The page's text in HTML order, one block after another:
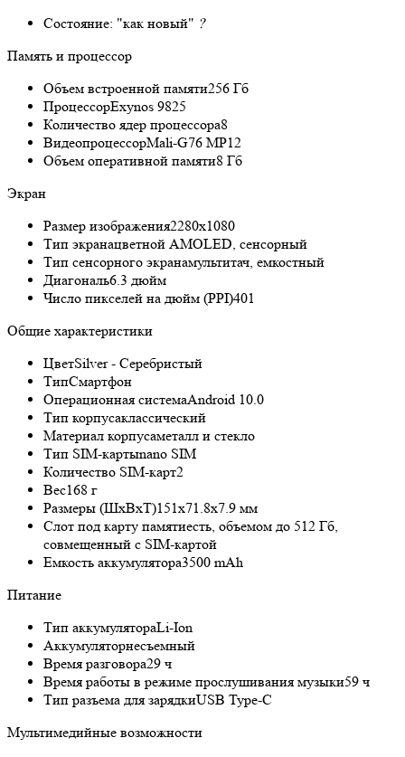
Состояние: "как новый" ?
Память и процессор
Объем встроенной памяти256 Гб
ПроцессорExynos 9825
Количество ядер процессора8
ВидеопроцессорMali-G76 MP12
Объем оперативной памяти8 Гб
Экран
Размер изображения2280x1080
Тип экранацветной AMOLED, сенсорный
Тип сенсорного экранамультитач, емкостный
Диагональ6.3 дюйм
Число пикселей на дюйм (PPI)401
Общие характеристики
ЦветSilver - Серебристый
ТипСмартфон
Операционная системаAndroid 10.0
Тип корпусаклассический
Материал корпусаметалл и стекло
Тип SIM-картыnano SIM
Количество SIM-карт2
Вес168 г
Размеры (ШxВxТ)151x71.8x7.9 мм
Слот под карту памятиесть, объемом до 512 Гб,
совмещенный с SIM-картой
Емкость аккумулятора3500 mAh
Питание
Тип аккумулятораLi-Ion
Аккумуляторнесъемный
Время разговора29 ч
Время работы в режиме прослушивания музыки59 ч
Тип разъема для зарядкиUSB Type-C
Мультимедийные возможности